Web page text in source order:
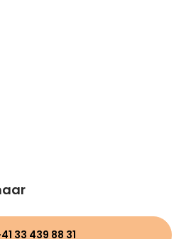
33 439 88 31